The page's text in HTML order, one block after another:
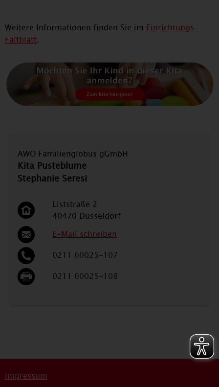
Weitere Informationen finden Sie im Einrichtungs-
Faltblatt.
AWO Familienglobus gGmbH
Kita Pusteblume
Stephanie Seresi
Liststraße 2
40470 Düsseldorf
E-Mail schreiben
0211 60025-107
0211 60025-108
Impressum